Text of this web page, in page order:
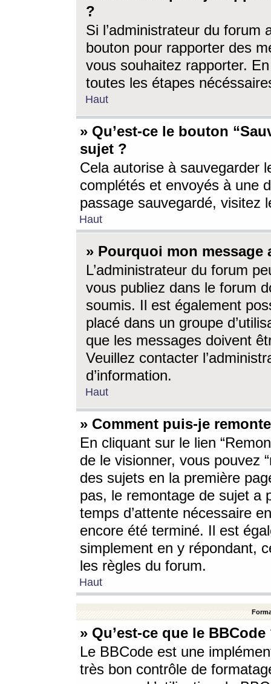
?
Si l’administrateur du forum
bouton pour rapporter des
vous souhaitez rapporter.
toutes les étapes
Haut
» Qu’est-ce le bouton
sujet ?
Cela autorise à sauvegarder
complétés et envoyés à une
passage sauvegardé, visitez
Haut
» Pourquoi mon message
L’administrateur du forum
vous publiez dans le forum
soumis. Il est également
placé dans un groupe
que les messages doivent
Veuillez contacter
d’information.
Haut
» Comment puis-je
En cliquant sur le lien
de le visionner, vous pouvez
des sujets en la première
pas, le remontage de sujet a
temps d’attente nécessaire
encore été terminé. Il est
simplement en y répondant,
les règles du forum.
Haut
» Qu’est-ce que le BBCode
Le BBCode est une
très bon contrôle de